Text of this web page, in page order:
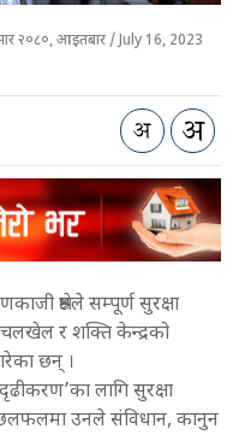
२०८०, आइतबार / July 16, 2023
श्रेष्ठले सम्पूर्ण सुरक्षा
र शक्ति केन्द्रको
छन् ।
लागि सुरक्षा
उनले संविधान, कानुन